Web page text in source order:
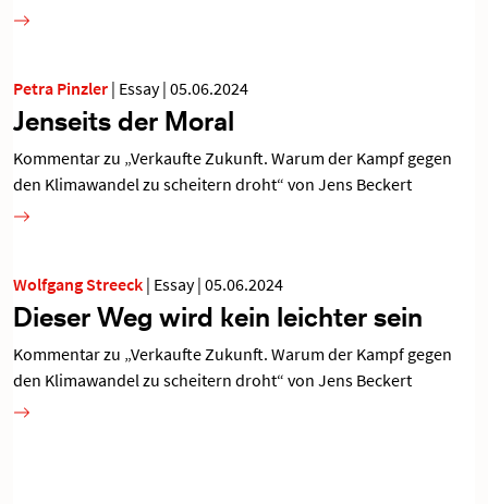
Petra Pinzler | Essay| 05.06.2024
Jenseits der Moral
Kommentar zu „Verkaufte Zukunft. Warum der Kampf gegen
den Klimawandel zu scheitern droht“ von Jens Beckert
Wolfgang Streeck | Essay| 05.06.2024
Dieser Weg wird kein leichter sein
Kommentar zu „Verkaufte Zukunft. Warum der Kampf gegen
den Klimawandel zu scheitern droht“ von Jens Beckert